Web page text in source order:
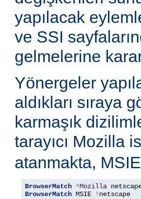
yapılacak
ve SSI
gelmelerine
Yönergeler
aldıkları sıraya
karmaşık
tarayıcı Mozilla
atanmakta,
BrowserMatch ^Mozilla
BrowserMatch MSIE ! netscape